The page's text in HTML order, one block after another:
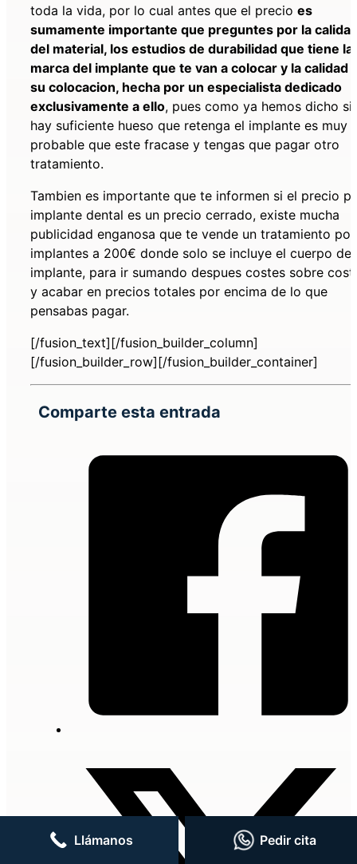
toda la vida, por lo cual antes que el precio es
sumamente importante que preguntes por la
del material, los estudios de durabilidad que tiene la
marca del implante que te van a colocar y la calidad
su colocacion, hecha por un especialista dedicado
exclusivamente a ello, pues como ya hemos dicho si
hay suficiente hueso que retenga el implante es muy
probable que este fracase y tengas que pagar otro
tratamiento.
Tambien es importante que te informen si el precio
implante dental es un precio cerrado, existe mucha
publicidad enganosa que te vende un tratamiento por
implantes a 200€ donde solo se incluye el cuerpo del
implante, para ir sumando despues costes sobre
y acabar en precios totales por encima de lo que
pensabas pagar.
[/fusion_text][/fusion_builder_column]
[/fusion_builder_row][/fusion_builder_container]
Comparte esta entrada
Llámanos Pedir cita